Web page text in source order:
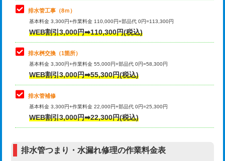
マス交換（深さ50㎝未満）
マス交換（深さ50㎝以上）
コンクリート斫り（厚さ10㎝まで）
コンクリート斫り（厚さ10㎝超え）
モルタル補修（厚さ10㎝まで）
モルタル補修（厚さ10㎝超え）
追加人工 16,500円
その他部品の脱着
交換・取付（タンク）
交換・取付(単水栓（壁付・デッキ
式）)
交換・取付(混合水栓（壁付・デッキ
式・ワンホール）)
16,500円+材料費
交換・取付(排水栓・排水トラップ
交換・取付（その他部品） 11,000円+材料費
排水管工事（8ｍ）
基本料金 3,300円+作業料金 110,000円+部品代 0円=113,300円
WEB割引3,000円➡110,300円(税込)
排水桝交換（1箇所）
基本料金 3,300円+作業料金 55,000円+部品代 0円=58,300円
WEB割引3,000円➡55,300円(税込)
排水管補修
基本料金 3,300円+作業料金 22,000円+部品代 0円=25,300円
WEB割引3,000円➡22,300円(税込)
排水管つまり・水漏れ修理の作業料金表